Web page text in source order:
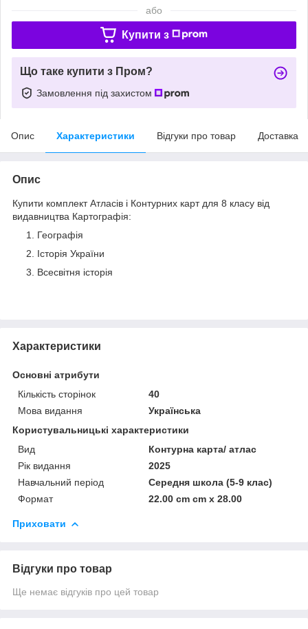
або
Купити з
Що таке купити з Пром?
Замовлення під захистом
Опис Характеристики Відгуки про товар Доставка
Опис
Купити комплект Атласів і Контурних карт для 8 класу від
видавництва Картографія:
Географія
Історія України
Всесвітня історія
Характеристики
Основні атрибути
Кількість сторінок
40
Мова видання
Українська
Користувальницькі характеристики
Вид
Контурна карта/ атлас
Рік видання
2025
Навчальний період
Середня школа (5-9 клас)
Формат
22.00 cm cm x 28.00
Приховати
Відгуки про товар
Ще немає відгуків про цей товар